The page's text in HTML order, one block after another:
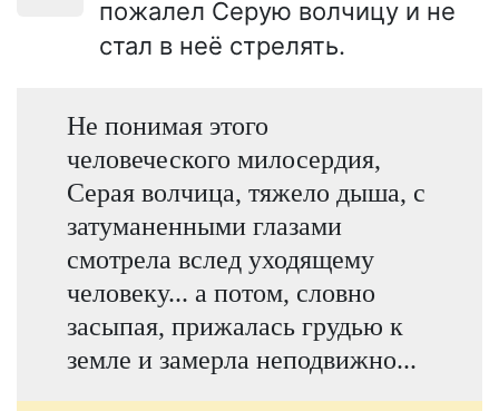
пожалел Серую волчицу и не
стал в неё стрелять.
Не понимая этого
человеческого милосердия,
Серая волчица, тяжело дыша, с
затуманенными глазами
смотрела вслед уходящему
человеку... а потом, словно
засыпая, прижалась грудью к
земле и замерла неподвижно...